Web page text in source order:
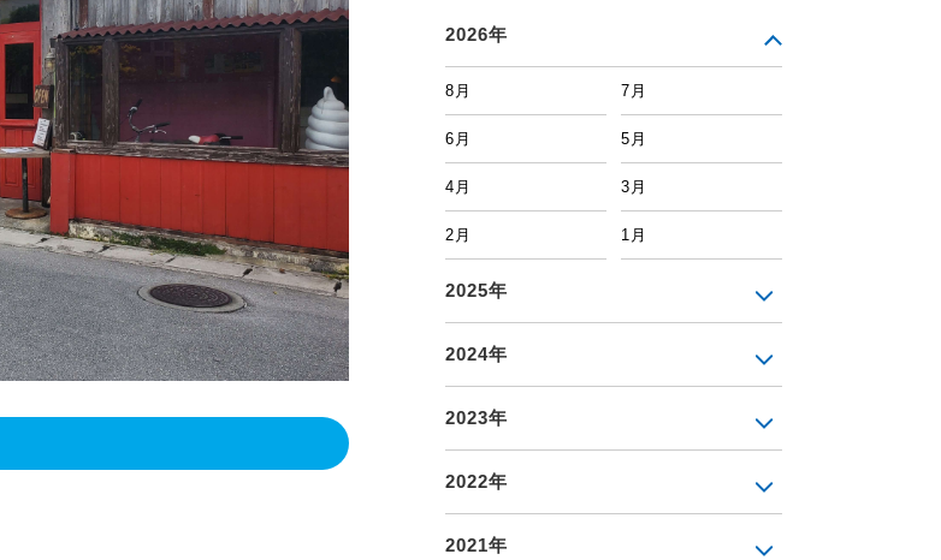
2026年
8月 7月
6月 5月
4月 3月
2月 1月
2025年
2024年
2023年
2022年
2021年